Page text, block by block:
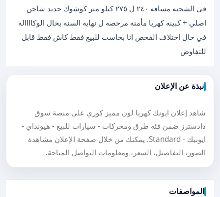
في الشحنه مسافه ٢٤٠ ل ٢٧٥ كيلو متر كوشوك جديد شاحن
اصلي + كبينه كهربا مأمنه مرخصه ل نهايه السنه بحال الوكااااله
في حال اختلاف الفحص انا بحاسب للبيع فقط كاش فقط قابل
للتفاوض
نبذة عن الإعلان
شاهد إعلان ايونك كهربا لون مميز كوري على منصة سوق
دادسترز ضمن فئة طرق ومحركات - سيارات للبيع - هيونداي -
ايونيك - Standard. يمكنك من خلال صفحة الإعلان مشاهدة
الصور، التفاصيل، السعر، ومعلومات التواصل المتاحة.
المواصفات